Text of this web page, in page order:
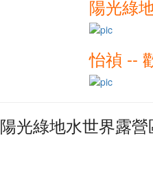
陽光綠
怡禎 --
陽光綠地水世界露